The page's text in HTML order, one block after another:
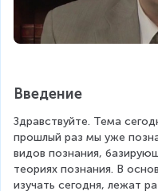
Введение
Здравствуйте. Тема
прошлый раз мы уже
видов познания,
теориях познания. В
изучать сегодня, лежат